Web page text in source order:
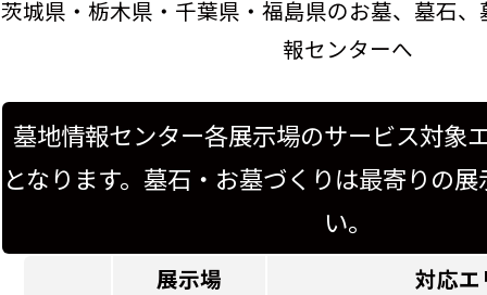
茨城県・栃木県・千葉県・福島県のお墓、墓石
報センターへ
墓地情報センター各展示場のサービス対象
となります。墓石・お墓づくりは最寄りの
い。
展示場 対応エ